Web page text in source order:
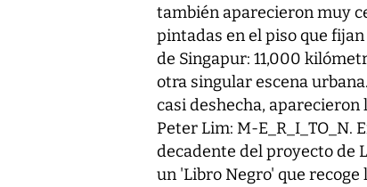
también aparecieron muy
pintadas en el piso que
de Singapur: 11,000
otra singular escena
casi deshecha,
Peter Lim: M-E_R_I_TO_N.
decadente del proyecto de
un 'Libro Negro' que recoge